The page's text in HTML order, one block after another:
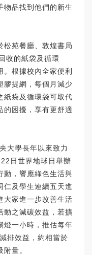
物品找到他們的新生
松苑餐廳、敦煌書局
收的紙袋及循環
根據校內全家便利
膠提網，每個月減少
紙袋及循環袋可取代
的困擾，享有更舒適
大學長年以來致力
日世界地球日舉辦
動，響應綠色生活與
仁及學生連續五天進
大家進一步改善生活
動之減碳效益，若擴
燈一小時，推估每年
排效益，約相當於
量。